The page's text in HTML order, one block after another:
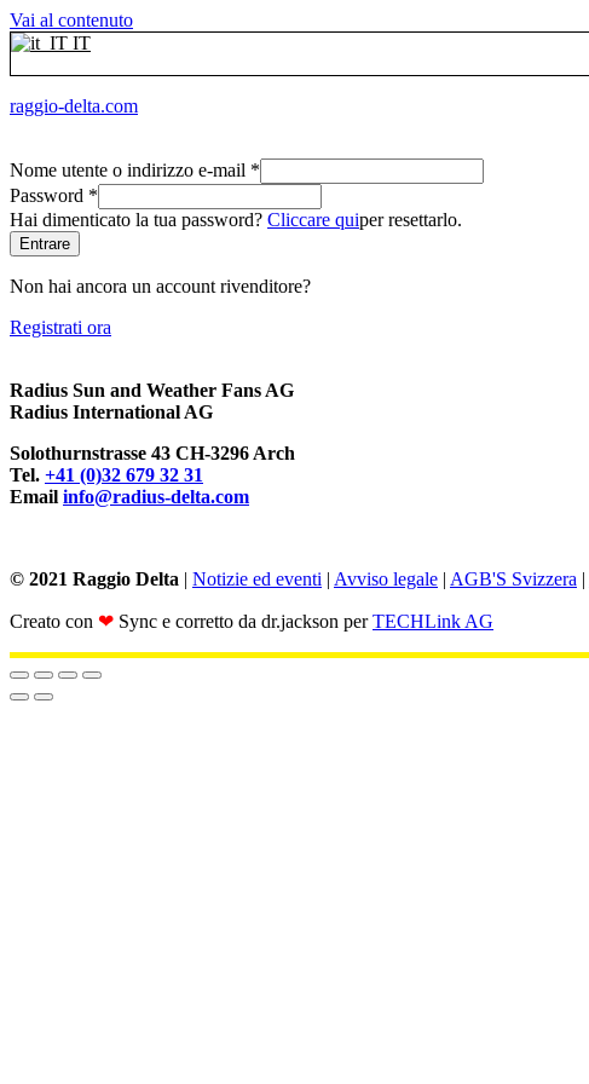
Vai al contenuto
IT
raggio-delta.com
Nome utente o indirizzo e-mail *
Password *
Hai dimenticato la tua password? Cliccare quiper resettarlo.
Entrare
Non hai ancora un account rivenditore?
Registrati ora
Radius Sun and Weather Fans AG
Radius International AG
Solothurnstrasse 43 CH-3296 Arch
Tel. +41 (0)32 679 32 31
Email info@radius-delta.com
© 2021 Raggio Delta | Notizie ed eventi | Avviso legale | AGB'S Svizzera |
Creato con ❤ Sync e corretto da dr.jackson perTECHLink AG